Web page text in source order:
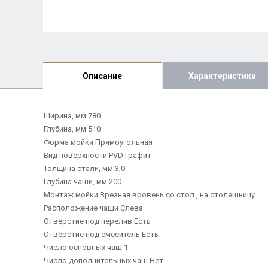
Описание Характеристики
Ширина, мм 780
Глубина, мм 510
Форма мойки Прямоугольная
Вид поверхности PVD графит
Толщина стали, мм 3,0
Глубина чаши, мм 200
Монтаж мойки Врезная вровень со стол., на столешницу
Расположение чаши Слева
Отверстие под перелив Есть
Отверстие под смеситель Есть
Число основных чаш 1
Число дополнительных чаш Нет